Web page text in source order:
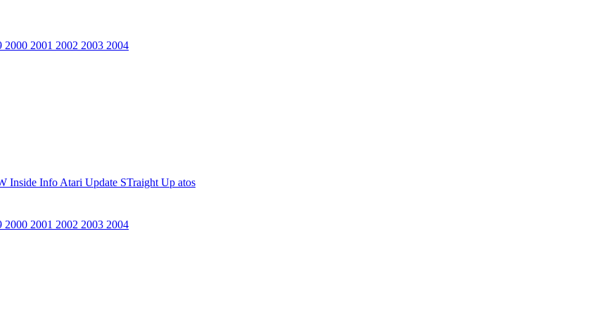
2000 2001 2002 2003 2004
Inside Info Atari Update STraight Up atos
2000 2001 2002 2003 2004